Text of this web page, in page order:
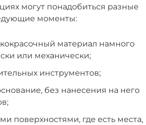
могут понадобиться разные
моменты:
материал намного
или механически;
инструментов;
без нанесения на него
поверхностями, где есть места,